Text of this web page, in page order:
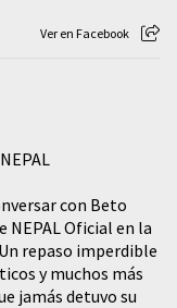
Ver en Facebook
con Beto
NEPAL Oficial en la
repaso imperdible
y muchos más
jamás detuvo su